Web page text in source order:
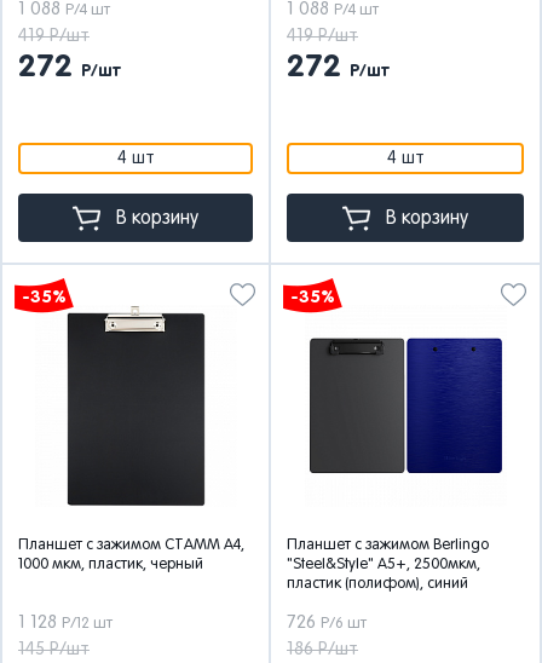
1 088 Р/4 шт
419 Р/шт
272 Р/шт
4 шт
В корзину
1 088 Р/4 шт
419 Р/шт
272 Р/шт
4 шт
В корзину
-35%
Планшет с зажимом СТАММ А4,
1000 мкм, пластик, черный
1 128 Р/12 шт
145 Р/шт
-35%
Планшет с зажимом Berlingo
"Steel&Style" А5+, 2500мкм,
пластик (полифом), синий
726 Р/6 шт
186 Р/шт